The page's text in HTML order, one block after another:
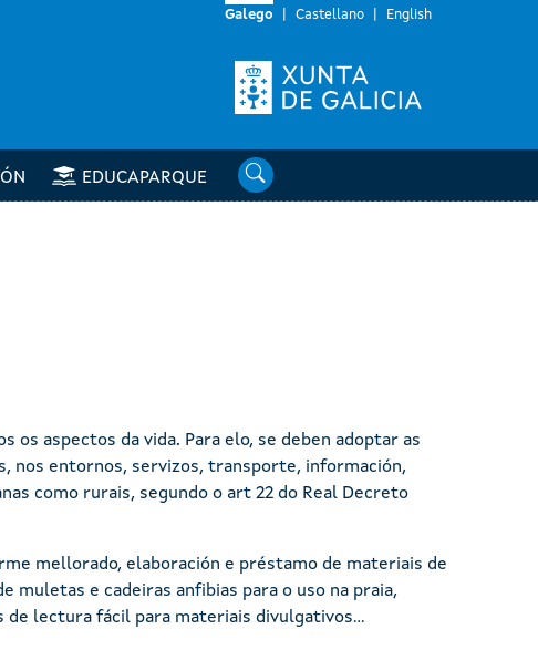
Galego Castellano English
EDUCAPARQUE Buscar
aspectos da vida. Para elo, se deben adoptar as
nos entornos, servizos, transporte, información,
como rurais, segundo o art 22 do Real Decreto
mellorado, elaboración e préstamo de materiais de
muletas e cadeiras anfibias para o uso na praia,
lectura fácil para materiais divulgativos...